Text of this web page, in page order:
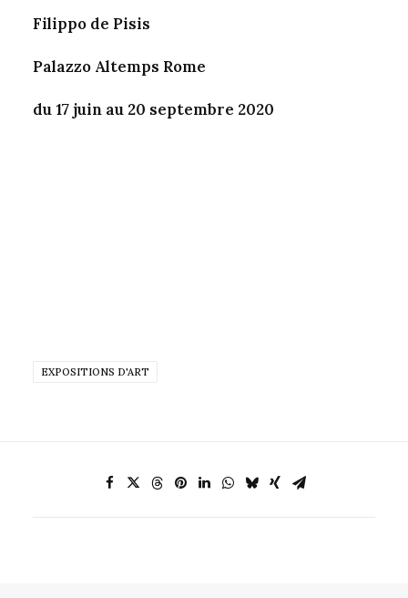
Filippo de Pisis
Palazzo Altemps Rome
du 17 juin au 20 septembre 2020
EXPOSITIONS D'ART